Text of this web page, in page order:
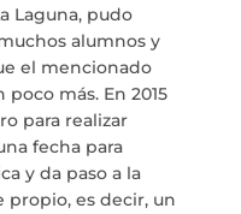
Laguna, pudo
alumnos y
el mencionado
más. En 2015
para realizar
fecha para
y da paso a la
es decir, un